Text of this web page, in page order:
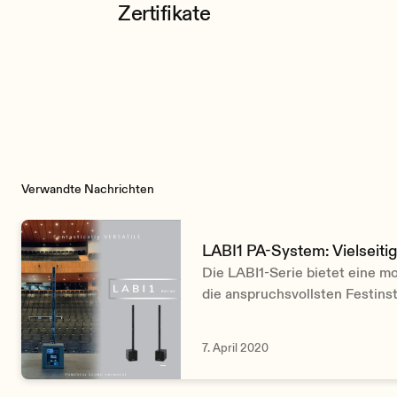
Zertifikate
Verwandte Nachrichten
LABI1 PA-System:
Die LABI1-Serie bietet eine
die anspruchsvollsten
lässt sich jede Anforderung
7. April 2020